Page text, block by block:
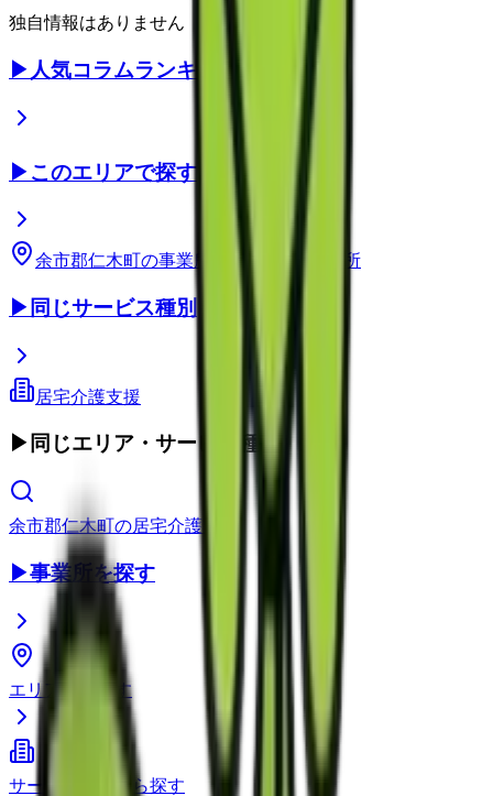
独自情報はありません
▶ 人気コラムランキング
▶このエリアで探す
余市郡仁木町の事業所 の事業所
▶ 同じサービス種別
居宅介護支援
▶ 同じエリア・サービス種別
余市郡仁木町の居宅介護支援
▶事業所を探す
エリアから探す
サービス種別から探す